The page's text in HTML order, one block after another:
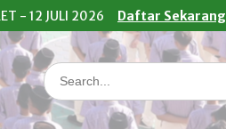
- 12 JULI 2026 Daftar Sekarang
Search
for: